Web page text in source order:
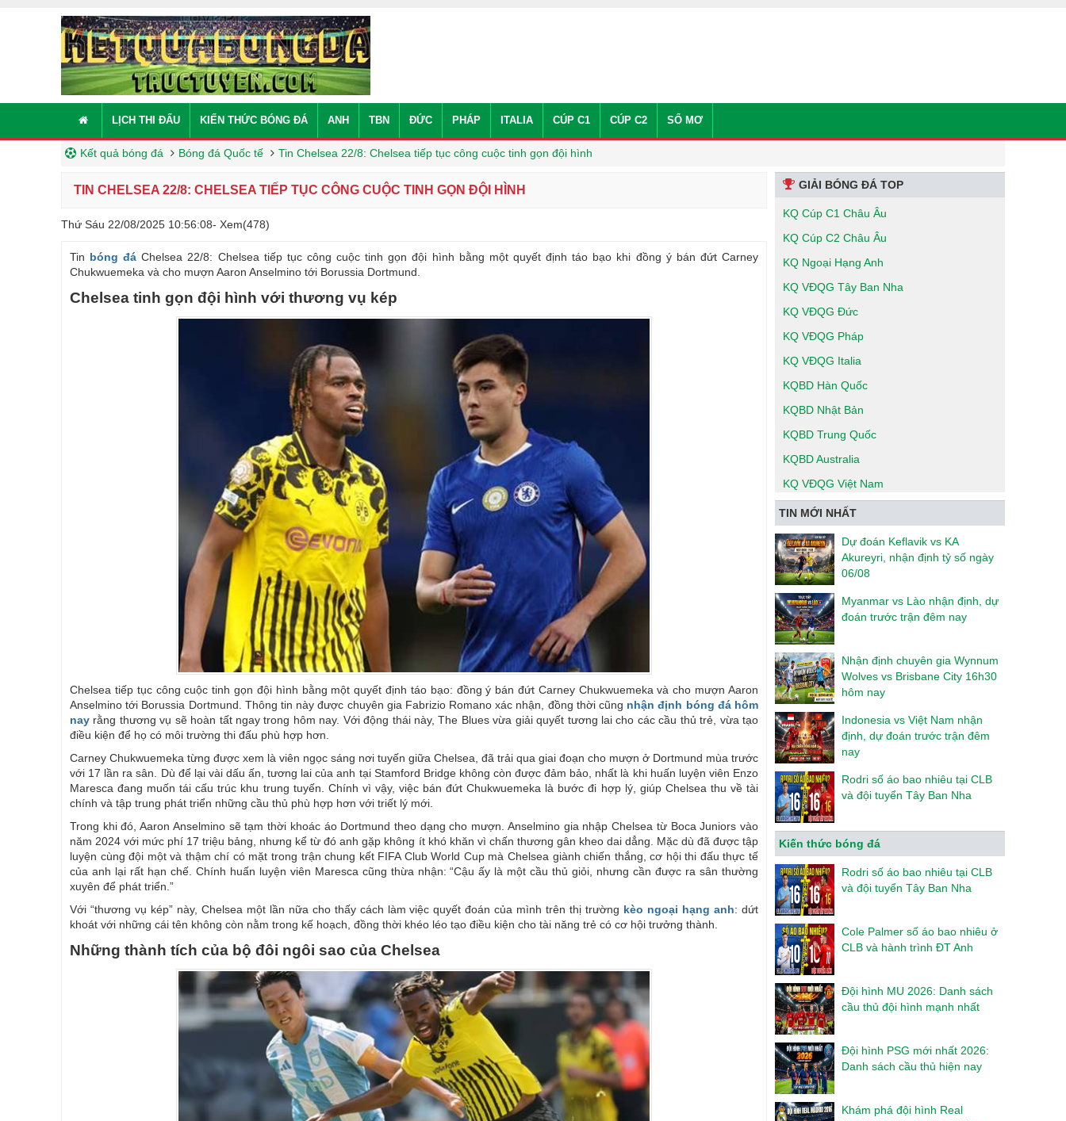
LỊCH THI ĐẤU KIẾN THỨC BÓNG ĐÁ ANH TBN ĐỨC PHÁP ITALIA CÚP C1 CÚP C2 SỔ MƠ
Kết quả bóng đá Bóng đá Quốc tế Tin Chelsea 22/8: Chelsea tiếp tục công cuộc tinh gọn đội hình
TIN CHELSEA 22/8: CHELSEA TIẾP TỤC CÔNG CUỘC TINH GỌN ĐỘI HÌNH
Thứ Sáu 22/08/2025 10:56:08- Xem(478)
Tin bóng đá Chelsea 22/8: Chelsea tiếp tục công cuộc tinh gọn đội hình bằng một quyết định táo bạo khi đồng ý bán đứt Carney
Chukwuemeka và cho mượn Aaron Anselmino tới Borussia Dortmund.
Chelsea tinh gọn đội hình với thương vụ kép
Chelsea tiếp tục công cuộc tinh gọn đội hình bằng một quyết định táo bạo: đồng ý bán đứt Carney Chukwuemeka và cho mượn Aaron
Anselmino tới Borussia Dortmund. Thông tin này được chuyên gia Fabrizio Romano xác nhận, đồng thời cũng nhận định bóng đá hôm
nay rằng thương vụ sẽ hoàn tất ngay trong hôm nay. Với động thái này, The Blues vừa giải quyết tương lai cho các cầu thủ trẻ, vừa tạo
điều kiện để họ có môi trường thi đấu phù hợp hơn.
Carney Chukwuemeka từng được xem là viên ngọc sáng nơi tuyến giữa Chelsea, đã trải qua giai đoạn cho mượn ở Dortmund mùa trước
với 17 lần ra sân. Dù để lại vài dấu ấn, tương lai của anh tại Stamford Bridge không còn được đảm bảo, nhất là khi huấn luyện viên Enzo
Maresca đang muốn tái cấu trúc khu trung tuyến. Chính vì vậy, việc bán đứt Chukwuemeka là bước đi hợp lý, giúp Chelsea thu về tài
chính và tập trung phát triển những cầu thủ phù hợp hơn với triết lý mới.
Trong khi đó, Aaron Anselmino sẽ tạm thời khoác áo Dortmund theo dạng cho mượn. Anselmino gia nhập Chelsea từ Boca Juniors vào
năm 2024 với mức phí 17 triệu bảng, nhưng kể từ đó anh gặp không ít khó khăn vì chấn thương gân kheo dai dẳng. Mặc dù đã được tập
luyện cùng đội một và thậm chí có mặt trong trận chung kết FIFA Club World Cup mà Chelsea giành chiến thắng, cơ hội thi đấu thực tế
của anh lại rất hạn chế. Chính huấn luyện viên Maresca cũng thừa nhận: “Cậu ấy là một cầu thủ giỏi, nhưng cần được ra sân thường
xuyên để phát triển.”
Với “thương vụ kép” này, Chelsea một lần nữa cho thấy cách làm việc quyết đoán của mình trên thị trường kèo ngoại hạng anh: dứt
khoát với những cái tên không còn nằm trong kế hoạch, đồng thời khéo léo tạo điều kiện cho tài năng trẻ có cơ hội trưởng thành.
Những thành tích của bộ đôi ngôi sao của Chelsea
GIẢI BÓNG ĐÁ TOP
KQ Cúp C1 Châu Âu
KQ Cúp C2 Châu Âu
KQ Ngoại Hạng Anh
KQ VĐQG Tây Ban Nha
KQ VĐQG Đức
KQ VĐQG Pháp
KQ VĐQG Italia
KQBD Hàn Quốc
KQBD Nhật Bản
KQBD Trung Quốc
KQBD Australia
KQ VĐQG Việt Nam
TIN MỚI NHẤT
Dự đoán Keflavik vs KA
Akureyri, nhận định tỷ số ngày
06/08
Myanmar vs Lào nhận định, dự
đoán trước trận đêm nay
Nhận định chuyên gia Wynnum
Wolves vs Brisbane City 16h30
hôm nay
Indonesia vs Việt Nam nhận
định, dự đoán trước trận đêm
nay
Rodri số áo bao nhiêu tại CLB
và đội tuyển Tây Ban Nha
Kiến thức bóng đá
Rodri số áo bao nhiêu tại CLB
và đội tuyển Tây Ban Nha
Cole Palmer số áo bao nhiêu ở
CLB và hành trình ĐT Anh
Đội hình MU 2026: Danh sách
cầu thủ đội hình mạnh nhất
Đội hình PSG mới nhất 2026:
Danh sách cầu thủ hiện nay
Khám phá đội hình Real